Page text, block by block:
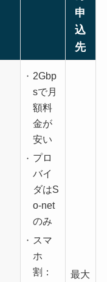
申
込
先
2Gbp
sで月
額料
金が
安い
プロ
バイ
ダはS
o-net
のみ
スマ
ホ
割：
最大